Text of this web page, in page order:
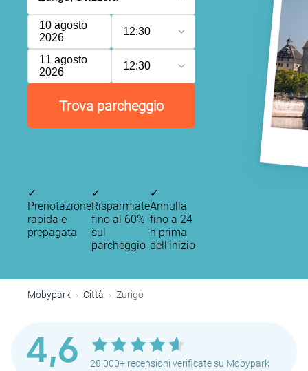
10 agosto
2026
12:30
11 agosto
2026
12:30
Trova parcheggio
✓
Prenotazione
rapida e
prepagata
✓
Risparmiate
fino al 60%
sul
parcheggio
✓
Annulla
fino a 24
h prima
dell’inizio
Mobypark Città Zurigo
4,6 28.000+ recensioni verificate su Mobypark